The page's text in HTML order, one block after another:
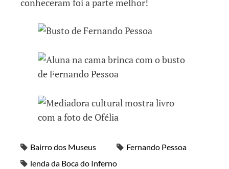
conheceram foi a parte melhor!
Bairro dos Museus
Fernando Pessoa
lenda da Boca do Inferno